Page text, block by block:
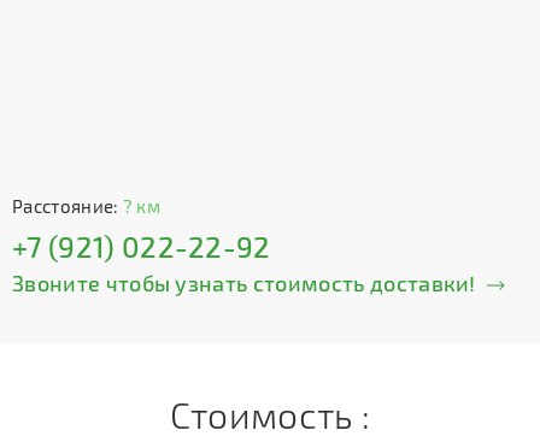
Расстояние: ? км
+7 (921) 022-22-92
Звоните чтобы узнать стоимость доставки!
Стоимость :